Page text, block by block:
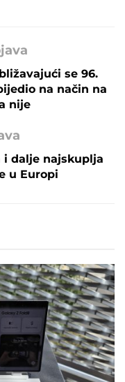
se 96.
na način na
nije
i dalje najskuplja
u Europi